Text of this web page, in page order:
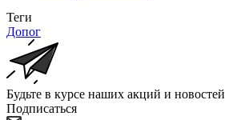
Теги
Допог
Будьте в курсе наших акций и новостей
Подписаться